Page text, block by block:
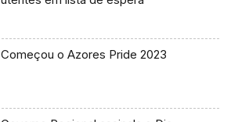
Começou o Azores Pride 2023